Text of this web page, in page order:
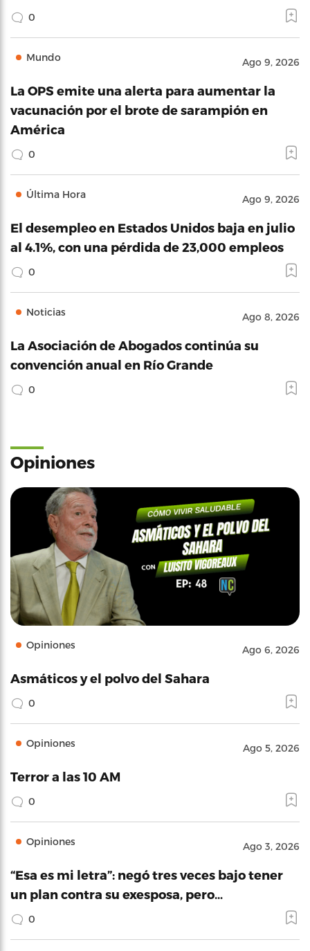
0
Mundo Ago 9, 2026
La OPS emite una alerta para aumentar la
vacunación por el brote de sarampión en
América
0
Última Hora Ago 9, 2026
El desempleo en Estados Unidos baja en julio
al 4.1%, con una pérdida de 23,000 empleos
0
Noticias Ago 8, 2026
La Asociación de Abogados continúa su
convención anual en Río Grande
0
Opiniones
Opiniones Ago 6, 2026
Asmáticos y el polvo del Sahara
0
Opiniones Ago 5, 2026
Terror a las 10 AM
0
Opiniones Ago 3, 2026
“Esa es mi letra”: negó tres veces bajo tener
un plan contra su exesposa, pero…
0